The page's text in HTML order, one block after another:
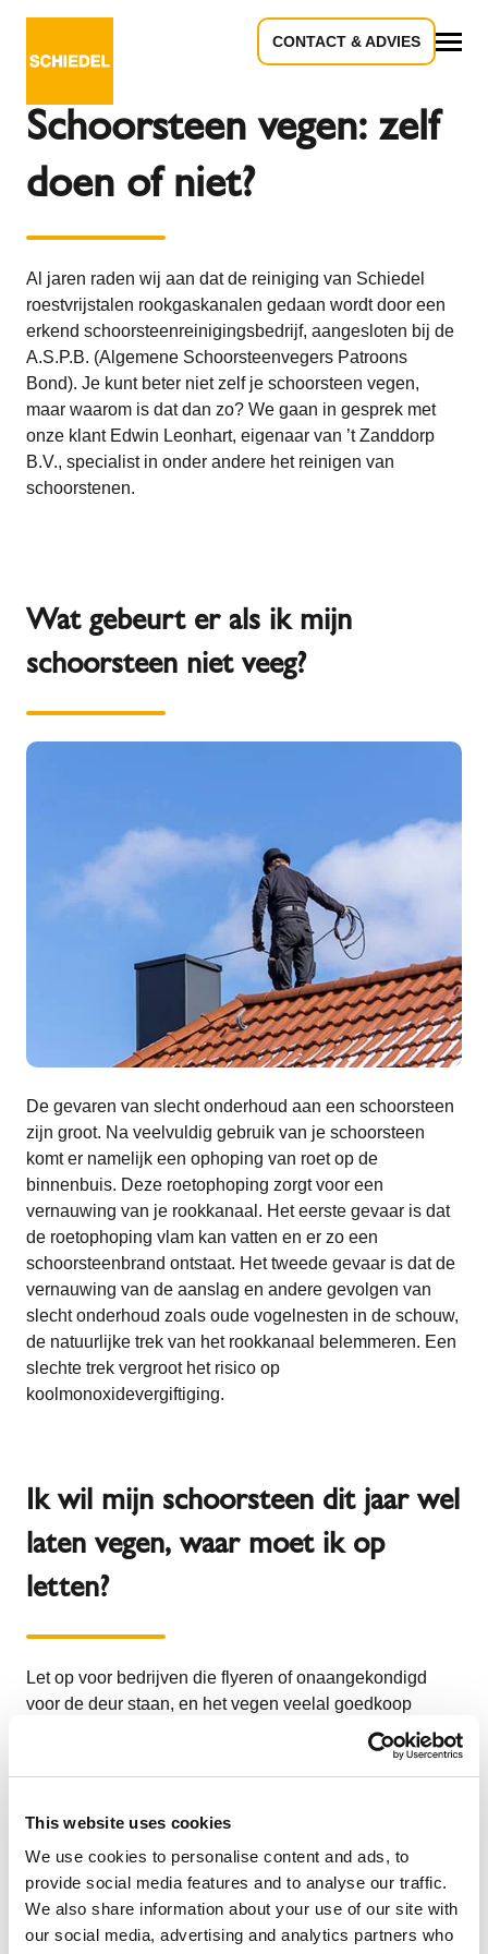
This website uses cookies
We use cookies to personalise content and ads, to
provide social media features and to analyse our traffic.
We also share information about your use of our site with
our social media, advertising and analytics partners who
CONTACT & ADVIES
Schoorsteen vegen: zelf
doen of niet?
Al jaren raden wij aan dat de reiniging van Schiedel
roestvrijstalen rookgaskanalen gedaan wordt door een
erkend schoorsteenreinigingsbedrijf, aangesloten bij de
A.S.P.B. (Algemene Schoorsteenvegers Patroons
Bond). Je kunt beter niet zelf je schoorsteen vegen,
maar waarom is dat dan zo? We gaan in gesprek met
onze klant Edwin Leonhart, eigenaar van ’t Zanddorp
B.V., specialist in onder andere het reinigen van
schoorstenen.
Wat gebeurt er als ik mijn
schoorsteen niet veeg?
De gevaren van slecht onderhoud aan een schoorsteen
zijn groot. Na veelvuldig gebruik van je schoorsteen
komt er namelijk een ophoping van roet op de
binnenbuis. Deze roetophoping zorgt voor een
vernauwing van je rookkanaal. Het eerste gevaar is dat
de roetophoping vlam kan vatten en er zo een
schoorsteenbrand ontstaat. Het tweede gevaar is dat de
vernauwing van de aanslag en andere gevolgen van
slecht onderhoud zoals oude vogelnesten in de schouw,
de natuurlijke trek van het rookkanaal belemmeren. Een
slechte trek vergroot het risico op
koolmonoxidevergiftiging.
Ik wil mijn schoorsteen dit jaar wel
laten vegen, waar moet ik op
letten?
Let op voor bedrijven die flyeren of onaangekondigd
voor de deur staan, en het vegen veelal goedkoop
aanbieden. Dikwijls brengen zij advies uit voor
reparaties die niet aan de orde zijn, bijvoorbeeld kapotte
nokvorsen of het vervangen van je schoorsteenkap. En
ook altijd om een veegbewijs, dat is hét bewijs dat uw
schoorsteen is geveegd. Op een goed veegbewijs staan
de bedrijfsgegevens van uw schoorsteenveger, de
datum, je adres en de in rekening gebrachte kosten. In
het hoogseizoen (lees stookseizoen) zal het